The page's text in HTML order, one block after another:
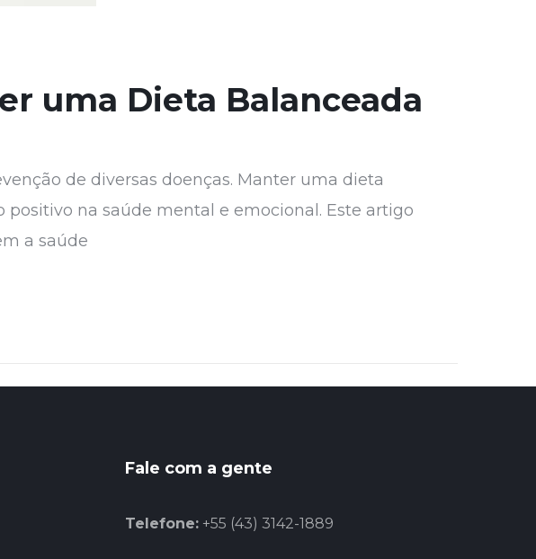
uma Dieta Balanceada
de diversas doenças. Manter uma dieta
na saúde mental e emocional. Este artigo
a saúde
Fale com a gente
Telefone:+55 (43) 3142-1889